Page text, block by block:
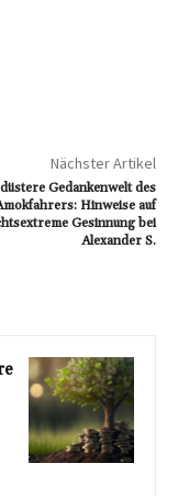
Nächster Artikel
Gedankenwelt des
Hinweise auf
Gesinnung bei
Alexander S.